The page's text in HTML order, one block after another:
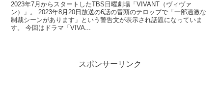
2023年7月からスタートしたTBS日曜劇場「VIVANT（ヴィヴァ
ン）」。 2023年8月20日放送の6話の冒頭のテロップで「一部過激な
制裁シーンがあります」という警告文が表示され話題になっていま
す。 今回はドラマ「VIVA...
スポンサーリンク